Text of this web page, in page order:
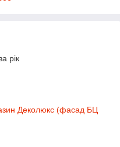
Decolux (посилання)
комплект
рік
Деколюкс (фасад БЦ